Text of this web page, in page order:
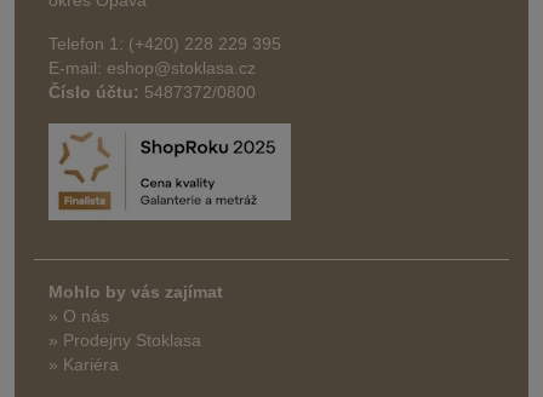
Telefon 1: (+420) 228 229 395
E-mail: eshop@stoklasa.cz
Číslo účtu: 5487372/0800
Mohlo by vás zajímat
» O nás
» Prodejny Stoklasa
» Kariéra